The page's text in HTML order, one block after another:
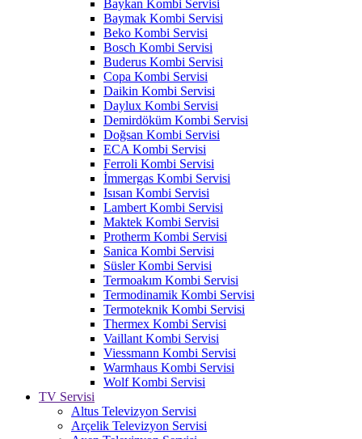
Baykan Kombi Servisi
Baymak Kombi Servisi
Beko Kombi Servisi
Bosch Kombi Servisi
Buderus Kombi Servisi
Copa Kombi Servisi
Daikin Kombi Servisi
Daylux Kombi Servisi
Demirdöküm Kombi Servisi
Doğsan Kombi Servisi
ECA Kombi Servisi
Ferroli Kombi Servisi
İmmergas Kombi Servisi
Isısan Kombi Servisi
Lambert Kombi Servisi
Maktek Kombi Servisi
Protherm Kombi Servisi
Sanica Kombi Servisi
Süsler Kombi Servisi
Termoakım Kombi Servisi
Termodinamik Kombi Servisi
Termoteknik Kombi Servisi
Thermex Kombi Servisi
Vaillant Kombi Servisi
Viessmann Kombi Servisi
Warmhaus Kombi Servisi
Wolf Kombi Servisi
TV Servisi
Altus Televizyon Servisi
Arçelik Televizyon Servisi